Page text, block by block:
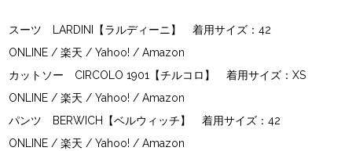
スーツ LARDINI【ラルディーニ】
着用サイズ：42
ONLINE /楽天 /Yahoo! /Amazon
カットソー CIRCOLO 1901【チルコロ】
着用サイズ：XS
ONLINE /楽天 /Yahoo! /Amazon
パンツ
BERWICH【ベルウィッチ】
着用サイズ：42
ONLINE /楽天 /Yahoo! / Amazon